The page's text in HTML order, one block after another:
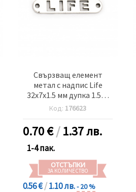
Свързващ елемент
метал с надпис Life
32x7x1.5 мм дупка 1.5~2
мм цвят старо сребро
-10 броя
Код: 176623
0.70€/1.37 лв.
1-4 пак.
ОТСТЪПКИ
ЗА КОЛИЧЕСТВО
0.56 €/1.10 лв.- 20 %